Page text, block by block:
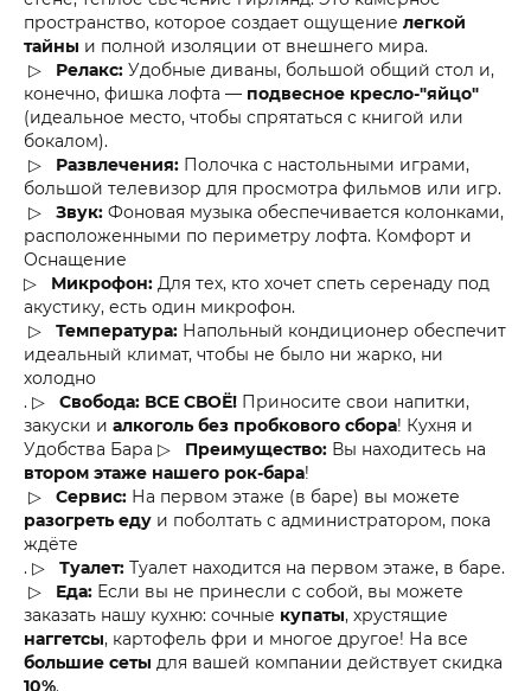
пространство, которое создает ощущение легкой
тайны и полной изоляции от внешнего мира.
▷ Релакс: Удобные диваны, большой общий стол и,
конечно, фишка лофта — подвесное кресло-"яйцо"
(идеальное место, чтобы спрятаться с книгой или
бокалом).
▷ Развлечения: Полочка с настольными играми,
большой телевизор для просмотра фильмов или игр.
▷ Звук: Фоновая музыка обеспечивается колонками,
расположенными по периметру лофта. Комфорт и
Оснащение
▷ Микрофон: Для тех, кто хочет спеть серенаду под
акустику, есть один микрофон.
▷ Температура: Напольный кондиционер обеспечит
идеальный климат, чтобы не было ни жарко, ни
холодно
. ▷ Свобода: ВСЕ СВОЁ! Приносите свои напитки,
закуски и алкоголь без пробкового сбора! Кухня и
Удобства Бара ▷ Преимущество: Вы находитесь на
втором этаже нашего рок-бара!
▷ Сервис: На первом этаже (в баре) вы можете
разогреть еду и поболтать с администратором, пока
ждёте
. ▷ Туалет: Туалет находится на первом этаже, в баре.
▷ Еда: Если вы не принесли с собой, вы можете
заказать нашу кухню: сочные купаты, хрустящие
наггетсы, картофель фри и многое другое! На все
большие сеты для вашей компании действует скидка
10%.